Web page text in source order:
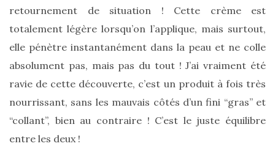
retournement de situation ! Cette crème est
totalement légère lorsqu’on l’applique, mais surtout,
elle pénètre instantanément dans la peau et ne colle
absolument pas, mais pas du tout ! J’ai vraiment été
ravie de cette découverte, c’est un produit à fois très
nourrissant, sans les mauvais côtés d’un fini “gras” et
“collant”, bien au contraire ! C’est le juste équilibre
entre les deux !